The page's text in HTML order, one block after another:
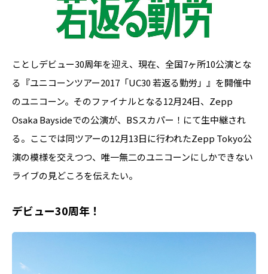
ことしデビュー30周年を迎え、現在、全国7ヶ所10公演とな
る『ユニコーンツアー2017「UC30 若返る勤労」』を開催中
のユニコーン。そのファイナルとなる12月24日、Zepp
Osaka Baysideでの公演が、BSスカパー！にて生中継され
る。ここでは同ツアーの12月13日に行われたZepp Tokyo公
演の模様を交えつつ、唯一無二のユニコーンにしかできない
ライブの見どころを伝えたい。
デビュー30周年！